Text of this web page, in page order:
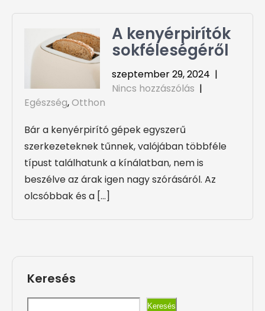
A kenyérpirítók
sokféleségéről
szeptember 29, 2024 |
Nincs hozzászólás |
Egészség,Otthon
Bár a kenyérpirító gépek egyszerű
szerkezeteknek tűnnek, valójában többféle
típust találhatunk a kínálatban, nem is
beszélve az árak igen nagy szórásáról. Az
olcsóbbak és a […]
Keresés
Keresés